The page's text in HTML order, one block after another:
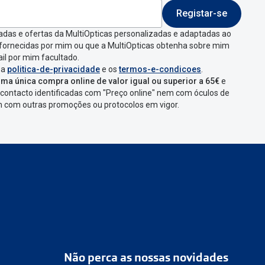
aparecer e
num ponto
com
Registar-se
e ofertas da MultiOpticas personalizadas e adaptadas ao
por mim ou que a MultiOpticas obtenha sobre mim
por mim facultado.
politica-de-privacidadee ostermos-e-condicoes
única compra online de valor igual ou superior a 65€e
identificadas com "Preço online" nem com óculos de
outras promoções ou protocolos em vigor.
Não perca as nossas novidades